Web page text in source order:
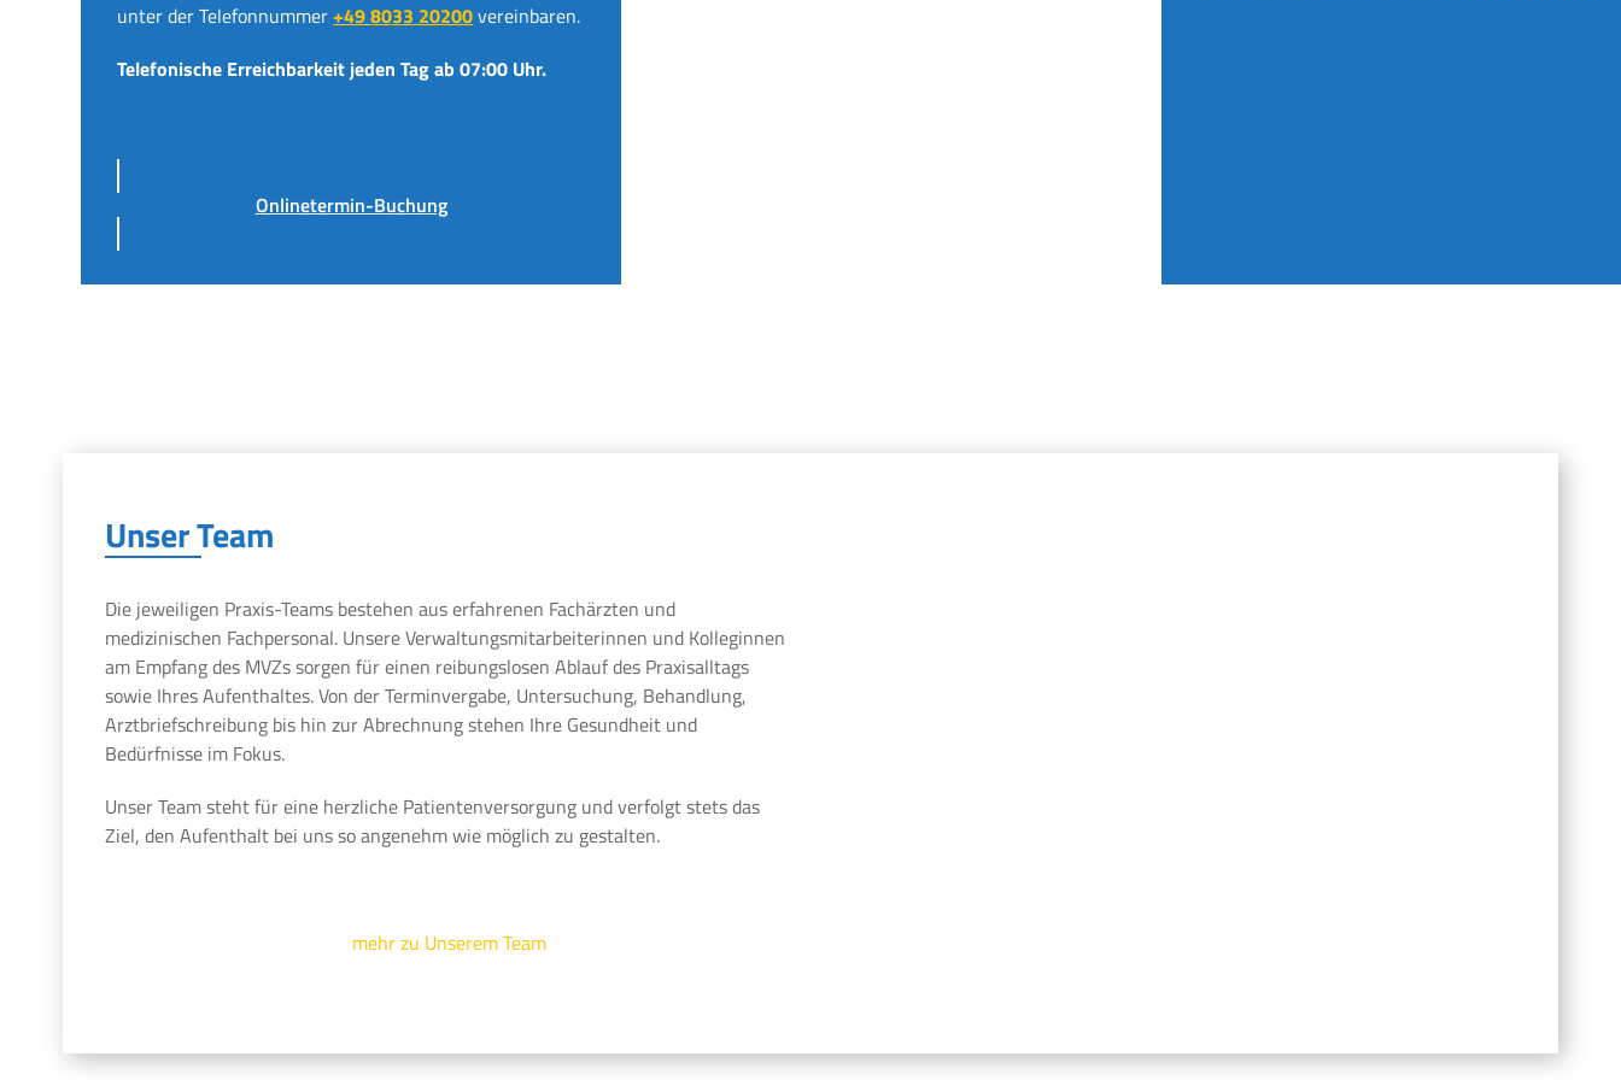
unter der Telefonnummer+49 8033 20200vereinbaren.
Telefonische Erreichbarkeit jeden Tag ab 07:00 Uhr.
Onlinetermin-Buchung
Unser Team
Die jeweiligen Praxis-Teams bestehen aus erfahrenen Fachärzten und
medizinischen Fachpersonal. Unsere Verwaltungsmitarbeiterinnen und Kolleginnen
am Empfang des MVZs sorgen für einen reibungslosen Ablauf des Praxisalltags
sowie Ihres Aufenthaltes. Von der Terminvergabe, Untersuchung, Behandlung,
Arztbriefschreibung bis hin zur Abrechnung stehen Ihre Gesundheit und
Bedürfnisse im Fokus.
Unser Team steht für eine herzliche Patientenversorgung und verfolgt stets das
Ziel, den Aufenthalt bei uns so angenehm wie möglich zu gestalten.
mehr zu Unserem Team